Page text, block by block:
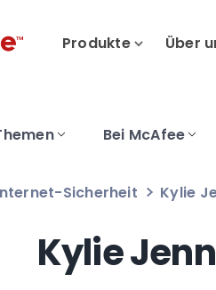
Produkte Über
Bei McAfee
Sicherheit Kylie
Kylie